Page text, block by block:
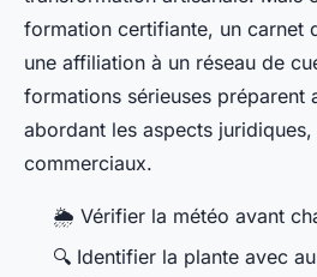
formation certifiante, un carnet
une affiliation à un réseau de
formations sérieuses préparent
abordant les aspects
commerciaux.
🌦️ Vérifier la météo avant
🔍 Identifier la plante avec